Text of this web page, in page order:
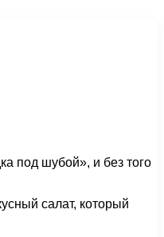
под шубой», и без того
салат, который